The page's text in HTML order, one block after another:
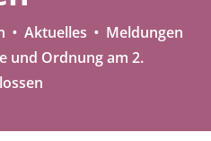
Aktuelles
Meldungen
und Ordnung am 2.